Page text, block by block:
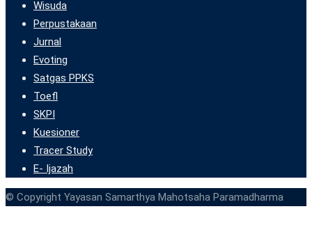
Wisuda
Perpustakaan
Jurnal
Evoting
Satgas PPKS
Toefl
SKPI
Kuesioner
Tracer Study
E- Ijazah
© Copyright Yayasan Samarthya Mahotsaha Paramadharma